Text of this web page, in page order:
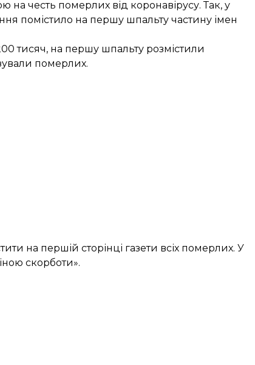
честь померлих від коронавірусу. Так, у
помістило на першу шпальту частину імен
тисяч, на першу шпальту розмістили
померлих.
на першій сторінці газети всіх померлих. У
скорботи».